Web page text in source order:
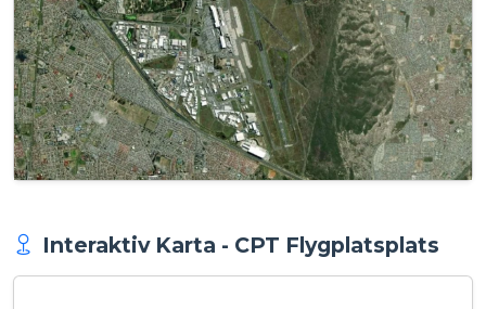
Interaktiv Karta - CPT Flygplatsplats